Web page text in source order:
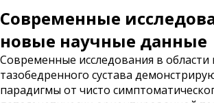
Современные
новые научные данные
Современные исследования в области
тазобедренного сустава
парадигмы от чисто